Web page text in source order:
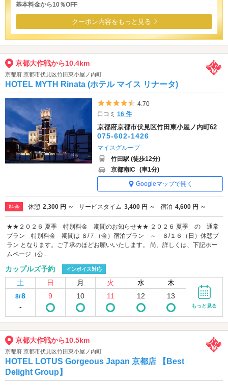
基本料金から10％OFF
クーポン内容をもっと見る
京都大作戦から10.4km
京都府 京都市伏見区竹田東小屋ノ内町
HOTEL MYTH Rinata (ホテル マイス リナータ)
5つ星のうち4.5
4.70
口コミ16 件
京都府京都市伏見区竹田東小屋ノ内町62
075-602-1426
マイスグループ
竹田駅 (徒歩12分)
京都南IC (車1分)
Googleマップで開く
料金 休憩 2,300 円 ～ サービスタイム 3,400 円 ～ 宿泊 4,600 円 ～
★★２０２６ 夏季 特別料金 期間のお知らせ★★ ２０２６ 夏季 の 通常
プラン 特別料金 期間は ８/７（金）宿泊プラン ～ ８/１６（日）休憩プ
ラン となります。ご了承のほどお願いいたします。 尚、詳しくは、下記ホー
ムページ（公...
カップルズ予約 インボイス対応
土 日 月 火 水 木
8/8
-
9 10 11 12 13
もっと見る
京都大作戦から10.5km
京都府 京都市伏見区竹田東小屋ノ内町
HOTEL LOTUS Gorgeous Japan 京都店 【Best
Delight Group】